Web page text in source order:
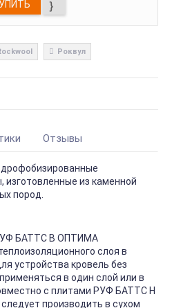
Роквул
Отзывы
изготовленные из каменной
пород.
БАТТС В ОПТИМА
слоя в
устройства кровель без
в один слой или в
с плитами РУФ БАТТС Н
производить в сухом